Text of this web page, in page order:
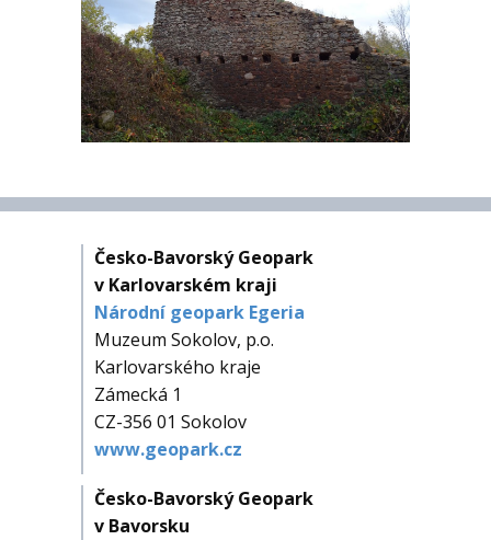
Česko-Bavorský Geopark
v Karlovarském kraji
Národní geopark Egeria
Muzeum Sokolov, p.o.
Karlovarského kraje
Zámecká 1
CZ-356 01 Sokolov
www.geopark.cz
Česko-Bavorský Geopark
v Bavorsku